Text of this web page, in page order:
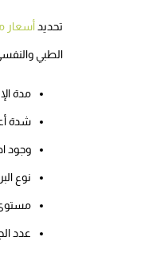
تحديد أسعار
الطبي
مدة
شدة
وجود
نوع
مستوى
عدد